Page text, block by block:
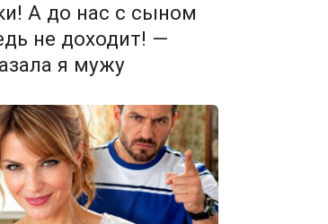
А до нас с сыном
не доходит! —
я мужу